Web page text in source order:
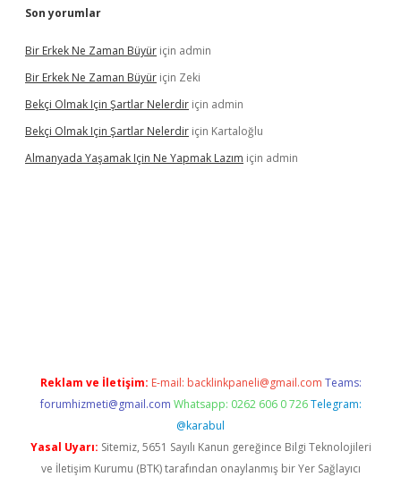
Son yorumlar
Bir Erkek Ne Zaman Büyür için admin
Bir Erkek Ne Zaman Büyür için Zeki
Bekçi Olmak Için Şartlar Nelerdir için admin
Bekçi Olmak Için Şartlar Nelerdir için Kartaloğlu
Almanyada Yaşamak Için Ne Yapmak Lazım için admin
Reklam ve İletişim: E-mail: backlinkpaneli@gmail.com Teams:
forumhizmeti@gmail.com Whatsapp: 0262 606 0 726 Telegram:
@karabul
Yasal Uyarı: Sitemiz, 5651 Sayılı Kanun gereğince Bilgi Teknolojileri
ve İletişim Kurumu (BTK) tarafından onaylanmış bir Yer Sağlayıcı